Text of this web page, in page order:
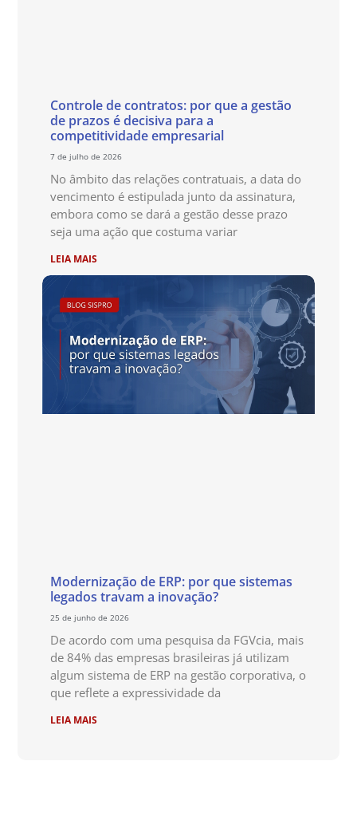
Controle de contratos: por que a gestão
de prazos é decisiva para a
competitividade empresarial
7 de julho de 2026
No âmbito das relações contratuais, a data do
vencimento é estipulada junto da assinatura,
embora como se dará a gestão desse prazo
seja uma ação que costuma variar
LEIA MAIS
Modernização de ERP: por que sistemas
legados travam a inovação?
25 de junho de 2026
De acordo com uma pesquisa da FGVcia, mais
de 84% das empresas brasileiras já utilizam
algum sistema de ERP na gestão corporativa, o
que reflete a expressividade da
LEIA MAIS